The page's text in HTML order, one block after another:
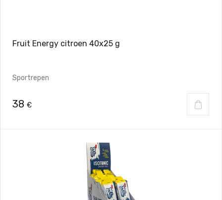
Fruit Energy citroen 40x25 g
Sportrepen
38 €